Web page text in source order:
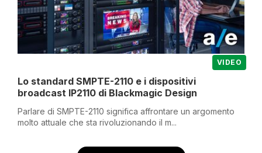
VIDEO
Lo standard SMPTE-2110 e i dispositivi
broadcast IP2110 di Blackmagic Design
Parlare di SMPTE-2110 significa affrontare un argomento
molto attuale che sta rivoluzionando il m...